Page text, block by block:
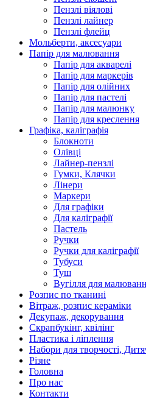
Пензлі віялові
Пензлі лайнер
Пензлі флейц
Мольберти, аксесуари
Папір для малювання
Папір для акварелі
Папір для маркерів
Папір для олійних
Папір для пастелі
Папір для малюнку
Папір для креслення
Графіка, каліграфія
Блокноти
Олівці
Лайнер-пензлі
Гумки, Клячки
Лінери
Маркери
Для графіки
Для каліграфії
Пастель
Ручки
Ручки для каліграфії
Тубуси
Туш
Вугілля для
Розпис по тканині
Вітраж, розпис кераміки
Декупаж, декорування
Скрапбукінг, квілінг
Пластика і ліплення
Набори для творчості,
Різне
Головна
Про нас
Контакти